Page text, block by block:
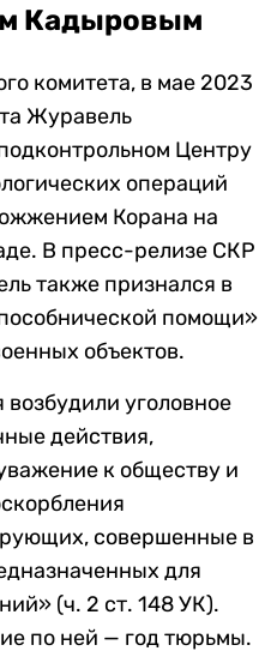
Кадыровым
комитета, в мае 2023
Журавель
Центру
операций
Корана на
В пресс-релизе СКР
также признался в
помощи»
объектов.
уголовное
действия,
к обществу и
совершенные в
для
» (ч. 2 ст. 148 УК).
по ней — год тюрьмы.